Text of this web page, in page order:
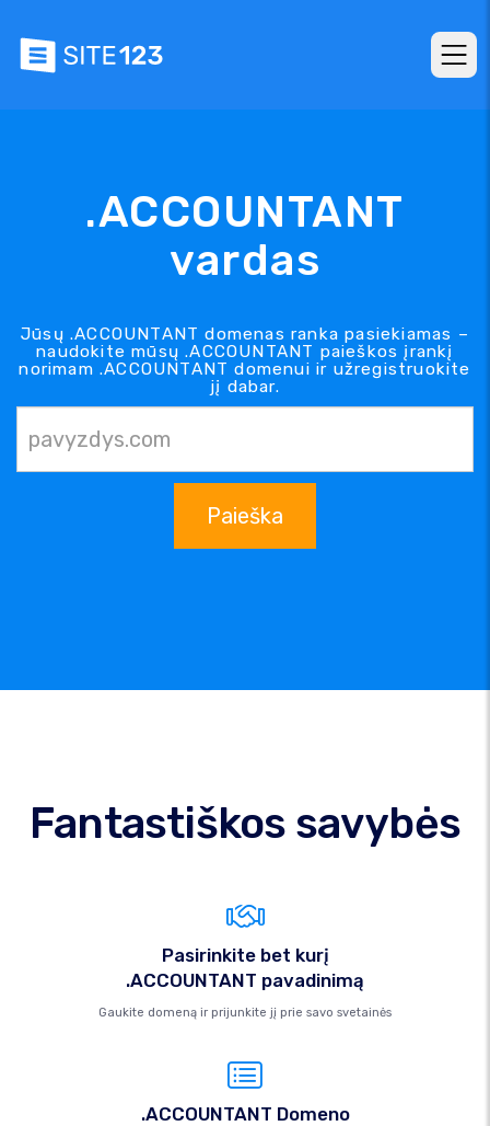
.ACCOUNTANT
vardas
Jūsų .ACCOUNTANT domenas ranka pasiekiamas –
naudokite mūsų .ACCOUNTANT paieškos įrankį
norimam .ACCOUNTANT domenui ir užregistruokite
jį dabar.
Paieška
Fantastiškos savybės
Pasirinkite bet kurį
.ACCOUNTANT pavadinimą
Gaukite domeną ir prijunkite jį prie savo svetainės
.ACCOUNTANT Domeno